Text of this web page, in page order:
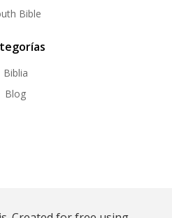
Bible
Biblia
Blog